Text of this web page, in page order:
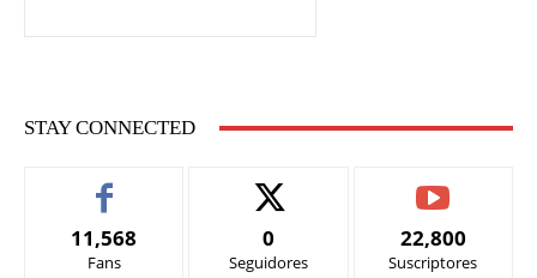
STAY CONNECTED
11,568
Fans
0
Seguidores
22,800
Suscriptores